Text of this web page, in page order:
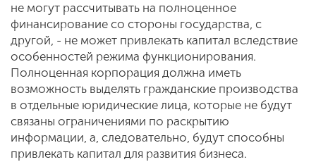
не могут рассчитывать на полноценное
финансирование со стороны государства, с
другой, - не может привлекать капитал вследствие
особенностей режима функционирования.
Полноценная корпорация должна иметь
возможность выделять гражданские производства
в отдельные юридические лица, которые не будут
связаны ограничениями по раскрытию
информации, а, следовательно, будут способны
привлекать капитал для развития бизнеса.